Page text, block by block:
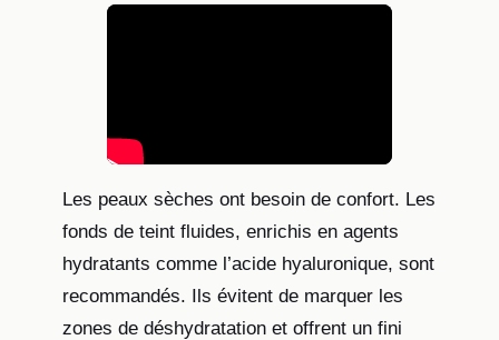
Les peaux sèches ont besoin de confort. Les
fonds de teint fluides, enrichis en agents
hydratants comme l’acide hyaluronique, sont
recommandés. Ils évitent de marquer les
zones de déshydratation et offrent un fini